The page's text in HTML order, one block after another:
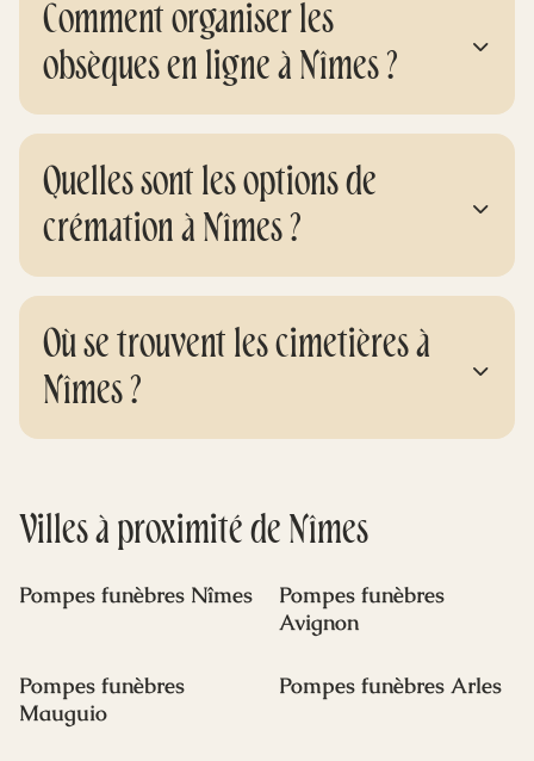
Comment organiser les
obsèques en ligne à Nîmes ?
Quelles sont les options de
crémation à Nîmes ?
Où se trouvent les cimetières à
Nîmes ?
Villes à proximité de Nîmes
Pompes funèbres Nîmes
Pompes funèbres
Avignon
Pompes funèbres
Mauguio
Pompes funèbres Arles